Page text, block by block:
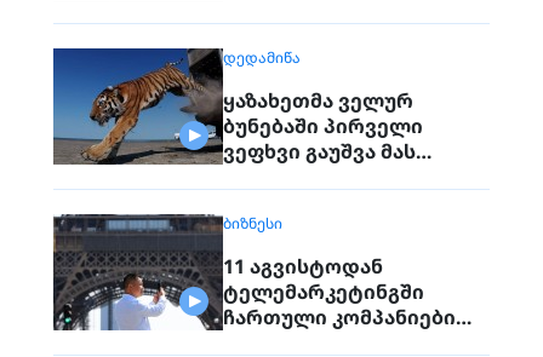
ᲓᲔᲓᲐᲛᲘᲬᲐ
ყაზახეთმა ველურ
ბუნებაში პირველი
ვეფხვი გაუშვა მას
გაქრა თურანული ვეფხვი
ᲑᲘᲖᲜᲔᲡᲘ
11 აგვისტოდან
ტელემარკეტინგში
ჩართული კომპანიები